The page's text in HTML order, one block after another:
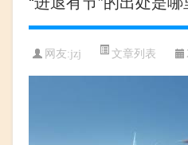
网友:jzj 文章列表